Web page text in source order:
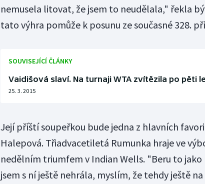
nemusela litovat, že jsem to neudělala," řekla
tato výhra pomůže k posunu ze současné 328.
SOUVISEJÍCÍ ČLÁNKY
Vaidišová slaví. Na turnaji WTA zvítězila po pěti
25. 3. 2015
Její příští soupeřkou bude jedna z hlavních
Halepová. Třiadvacetiletá Rumunka hraje ve
nedělním triumfem v Indian Wells. "Beru to
jsem s ní ještě nehrála, myslím, že tehdy ještě